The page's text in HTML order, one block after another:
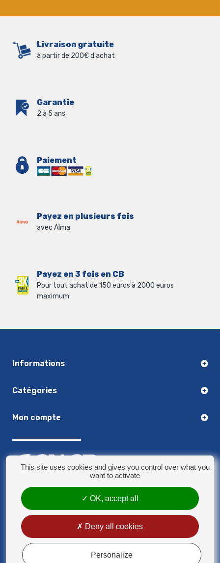
Livraison gratuite
à partir de 200€ d'achat
Garantie
2 à 5 ans
Paiement
Payez en plusieurs fois
avec Alma
Payez en 3 fois en CB
Pour tout achat de 150 euros à 2000 euros
maximum
Informations
Catégories
Mon compte
8 rue Jules Verne - 59790 Ronchin
contact@sonorplus.com
Mentions légales
Conditions générales de vente
This site uses cookies and gives you control over what you
want to activate
OK, accept all
Deny all cookies
Personalize